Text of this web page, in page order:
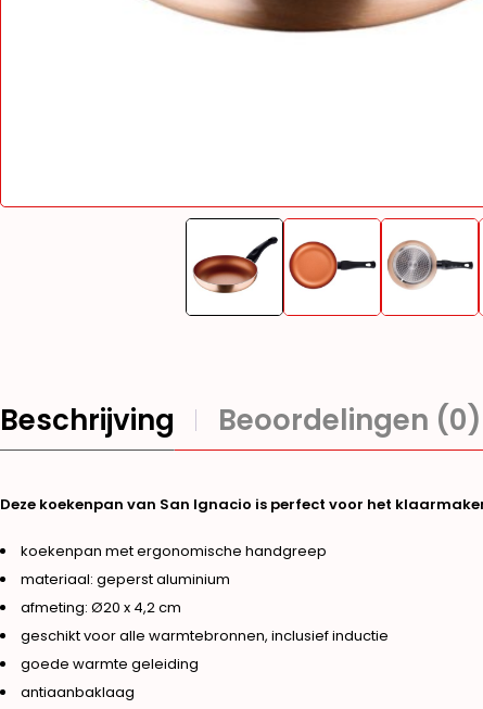
Beschrijving Beoordelingen (0)
Deze koekenpan van San Ignacio is perfect voor het
koekenpan met ergonomische handgreep
materiaal: geperst aluminium
afmeting: Ø20 x 4,2 cm
geschikt voor alle warmtebronnen, inclusief inductie
goede warmte geleiding
antiaanbaklaag